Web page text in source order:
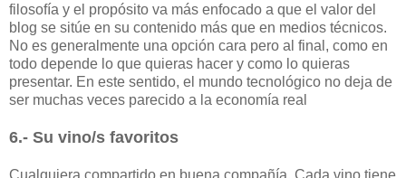
filosofía y el propósito va más enfocado a que el valor del
blog se sitúe en su contenido más que en medios técnicos.
No es generalmente una opción cara pero al final, como en
todo depende lo que quieras hacer y como lo quieras
presentar. En este sentido, el mundo tecnológico no deja de
ser muchas veces parecido a la economía real
6.- Su vino/s favoritos
Cualquiera compartido en buena compañía. Cada vino tiene